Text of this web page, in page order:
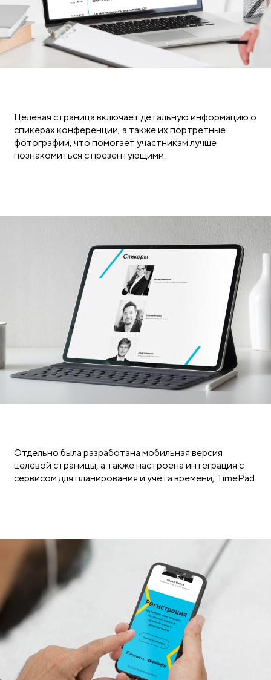
Целевая страница включает детальную информацию о
спикерах конференции, а также их портретные
фотографии, что помогает участникам лучше
познакомиться с презентующими.
Отдельно была разработана мобильная версия
целевой страницы, а также настроена интеграция с
сервисом для планирования и учёта времени, TimePad.